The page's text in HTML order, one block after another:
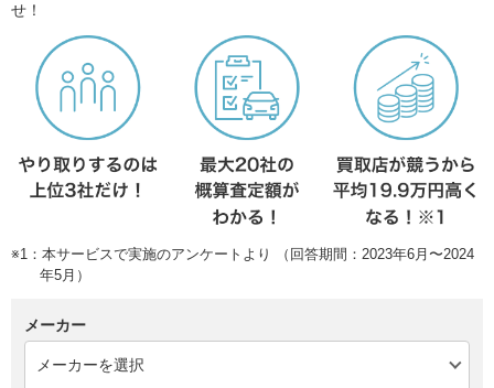
せ！
※1：本サービスで実施のアンケートより （回答期間：2023年6月〜2024
年5月）
メーカー